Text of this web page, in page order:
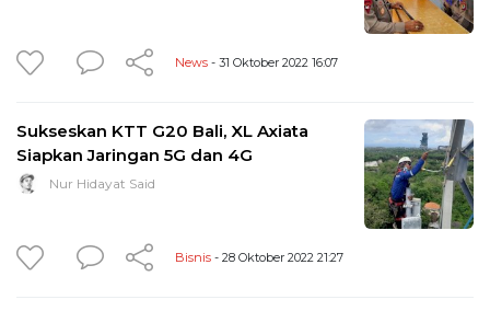
News - 31 Oktober 2022 16:07
Sukseskan KTT G20 Bali, XL Axiata
Siapkan Jaringan 5G dan 4G
Nur Hidayat Said
Bisnis - 28 Oktober 2022 21:27